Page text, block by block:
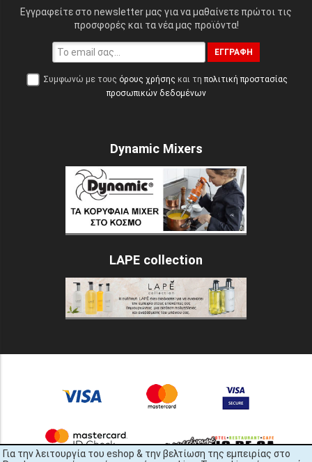
Για την λειτουργία του eshop & την βελτίωση της εμπειρίας στο
Εγγραφείτε στο newsletter μας για να μαθαίνετε πρώτοι τις
προσφορές και τα νέα μας προϊόντα!
ΕΓΓΡΑΦΉ
Συμφωνώ με τους όρους χρήσης και τη πολιτική προστασίας
προσωπικών δεδομένων
Dynamic Mixers
LAPE collection